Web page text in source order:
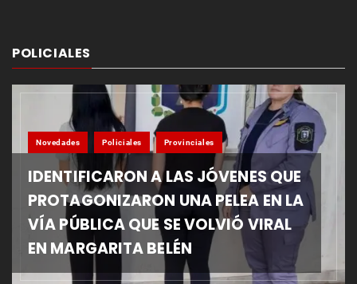
POLICIALES
Novedades Policiales Provinciales
IDENTIFICARON A LAS JÓVENES QUE
PROTAGONIZARON UNA PELEA EN LA
VÍA PÚBLICA QUE SE VOLVIÓ VIRAL
EN MARGARITA BELÉN